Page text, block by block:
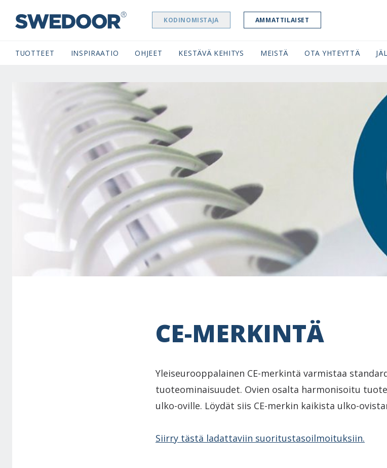
SWEDOOR NAVIGATION KODINOMISTAJA AMMATTILAISET
TUOTTEET INSPIRAATIO OHJEET KESTÄVÄ KEHITYS MEISTÄ OTA YHTEYTTÄ
CE-MERKINTÄ
Yleiseurooppalainen CE-merkintä varmistaa
tuoteominaisuudet. Ovien osalta harmonisoitu
ulko-oville. Löydät siis CE-merkin kaikista ulko-
Siirry tästä ladattaviin suoritustasoilmoituksiin.